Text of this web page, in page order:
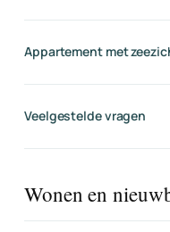
Appartement met
Veelgestelde vragen
Wonen en